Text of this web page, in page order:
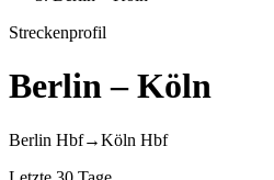
Streckenprofil
Berlin – Köln
Berlin Hbf→Köln Hbf